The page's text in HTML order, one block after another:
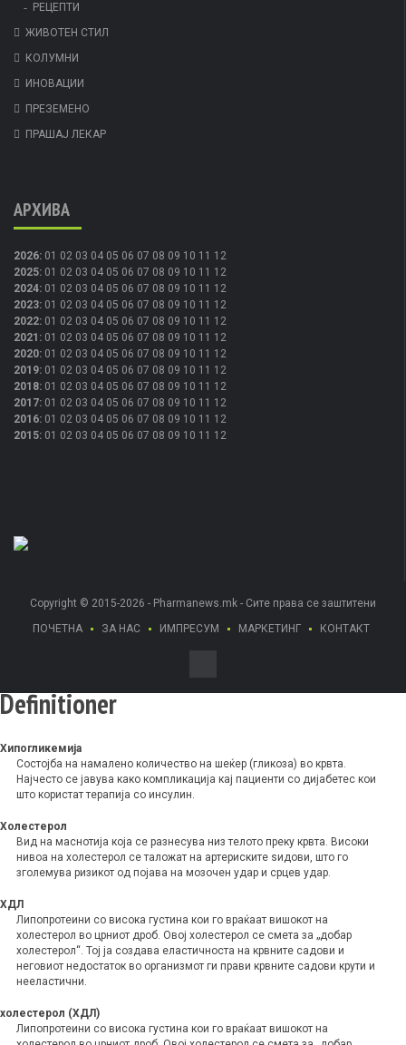
РЕЦЕПТИ
ЖИВОТЕН СТИЛ
КОЛУМНИ
ИНОВАЦИИ
ПРЕЗЕМЕНО
ПРАШАЈ ЛЕКАР
АРХИВА
2026: 01 02 03 04 05 06 07 08 09 10 11 12
2025: 01 02 03 04 05 06 07 08 09 10 11 12
2024: 01 02 03 04 05 06 07 08 09 10 11 12
2023: 01 02 03 04 05 06 07 08 09 10 11 12
2022: 01 02 03 04 05 06 07 08 09 10 11 12
2021 : 01 02 03 04 05 06 07 08 09 10 11 12
2020: 01 02 03 04 05 06 07 08 09 10 11 12
2019: 01 02 03 04 05 06 07 08 09 10 11 12
2018: 01 02 03 04 05 06 07 08 09 10 11 12
2017: 01 02 03 04 05 06 07 08 09 10 11 12
2016: 01 02 03 04 05 06 07 08 09 10 11 12
2015: 01 02 03 04 05 06 07 08 09 10 11 12
Copyright © 2015-2026 - Pharmanews.mk - Сите права се заштитени
ПОЧЕТНА
ЗА НАС ИМПРЕСУМ МАРКЕТИНГ КОНТАКТ
Definitioner
Хипогликемија
Состојба на намалено количество на шеќер (гликоза) во крвта.
Најчесто се јавува како компликација кај пациенти со дијабетес кои
што користат терапија со инсулин.
Холестерол
Вид на маснотија која се разнесува низ телото преку крвта. Високи
нивоа на холестерол се таложат на артериските ѕидови, што го
зголемува ризикот од појава на мозочен удар и срцев удар.
ХДЛ
Липопротеини со висока густина кои го враќаат вишокот на
холестерол во црниот дроб. Овој холестерол се смета за „добар
холестерол“. Тој ја создава еластичноста на крвните садови и
неговиот недостаток во организмот ги прави крвните садови крути и
нееластични.
холестерол (ХДЛ)
Липопротеини со висока густина кои го враќаат вишокот на